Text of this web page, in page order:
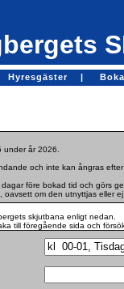
Hyresgäster |
år 2026.
och inte kan ångras
före bokad tid och görs
om den utnyttjas eller ej.
skjutbana enligt nedan.
till föregående sida och